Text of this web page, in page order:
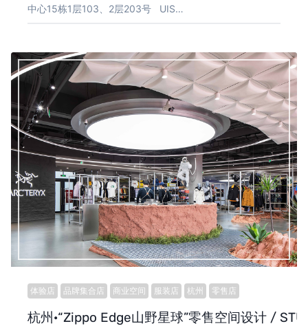
中心15栋1层103、2层203号 UIS…
体验店 品牌集合店 商业空间 服装店 杭州 零售店
杭州·“Zippo Edge山野星球”零售空间设计 /